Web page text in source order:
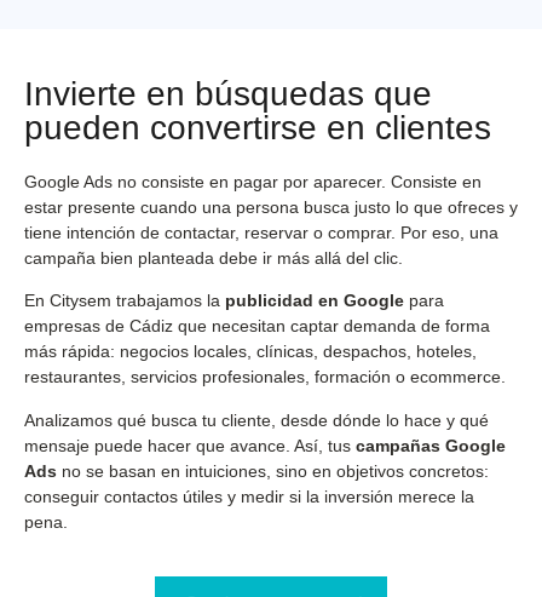
Invierte en búsquedas que
pueden convertirse en clientes
Google Ads no consiste en pagar por aparecer. Consiste en
estar presente cuando una persona busca justo lo que ofreces y
tiene intención de contactar, reservar o comprar. Por eso, una
campaña bien planteada debe ir más allá del clic.
En Citysem trabajamos la publicidad en Google para
empresas de Cádiz que necesitan captar demanda de forma
más rápida: negocios locales, clínicas, despachos, hoteles,
restaurantes, servicios profesionales, formación o ecommerce.
Analizamos qué busca tu cliente, desde dónde lo hace y qué
mensaje puede hacer que avance. Así, tus campañas Google
Ads no se basan en intuiciones, sino en objetivos concretos:
conseguir contactos útiles y medir si la inversión merece la
pena.